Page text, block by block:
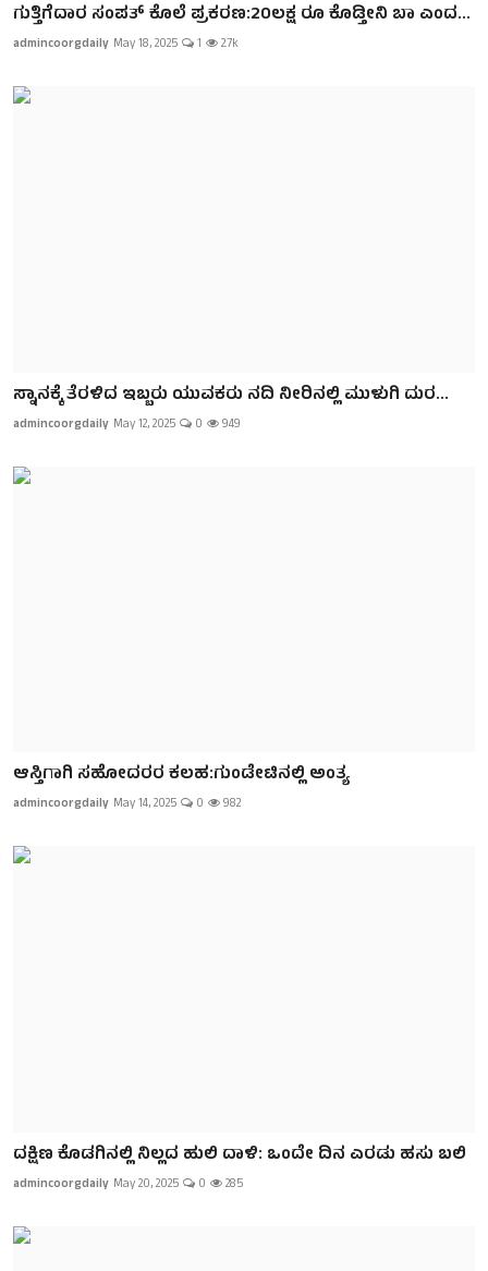
ಗುತ್ತಿಗೆದಾರ ಸಂಪತ್ ಕೊಲೆ ಪ್ರಕರಣ:20ಲಕ್ಷ ರೂ ಕೊಡ್ತೀನಿ ಬಾ ಎಂದ...
admincoorgdaily May 18, 2025 1 2.7k
ಸ್ನಾನಕ್ಕೆ ತೆರಳಿದ ಇಬ್ಬರು ಯುವಕರು ನದಿ ನೀರಿನಲ್ಲಿ ಮುಳುಗಿ ದುರ...
admincoorgdaily May 12, 2025 0 949
ಆಸ್ತಿಗಾಗಿ ಸಹೋದರರ ಕಲಹ:ಗುಂಡೇಟಿನಲ್ಲಿ ಅಂತ್ಯ
admincoorgdaily May 14, 2025 0 982
ದಕ್ಷಿಣ ಕೊಡಗಿನಲ್ಲಿ ‌ನಿಲ್ಲದ ಹುಲಿ ದಾಳಿ: ಒಂದೇ ದಿನ ಎರಡು ಹಸು ಬಲಿ
admincoorgdaily May 20, 2025 0 285